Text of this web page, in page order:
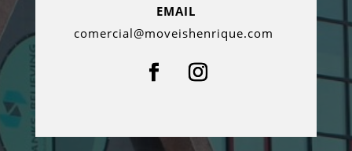
EMAIL
comercial@moveishenrique.com